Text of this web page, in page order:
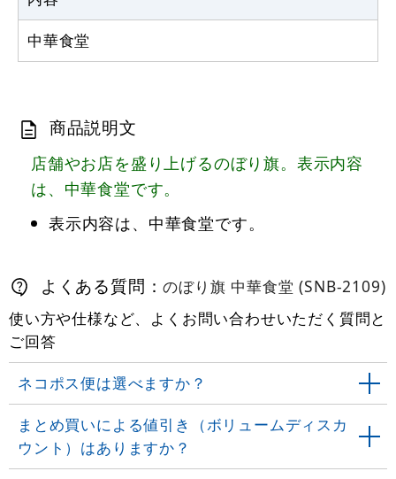
中華食堂
商品説明文
店舗やお店を盛り上げるのぼり旗。表示内容
は、中華食堂です。
表示内容は、中華食堂です。
よくある質問：のぼり旗 中華食堂 (SNB-2109)
使い方や仕様など、よくお問い合わせいただく質問と
ご回答
ネコポス便は選べますか？
まとめ買いによる値引き（ボリュームディスカ
ウント）はありますか？